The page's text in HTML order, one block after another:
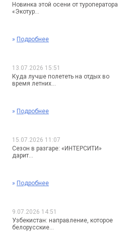
Новинка этой осени от туроператора
«Экотур...
» Подробнее
13.07.2026 15:51
Куда лучше полететь на отдых во
время летних...
» Подробнее
15.07.2026 11:07
Сезон в разгаре: «ИНТЕРСИТИ»
дарит...
» Подробнее
9.07.2026 14:51
Узбекистан: направление, которое
белорусские...